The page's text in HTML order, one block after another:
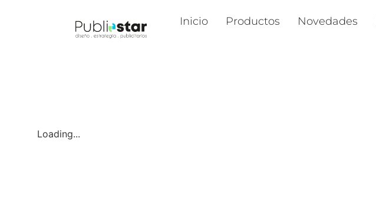
Inicio Productos Novedades
Loading...